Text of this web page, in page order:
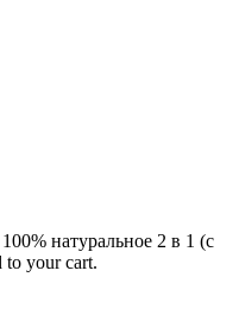
натуральное 2 в 1 (с
to your cart.